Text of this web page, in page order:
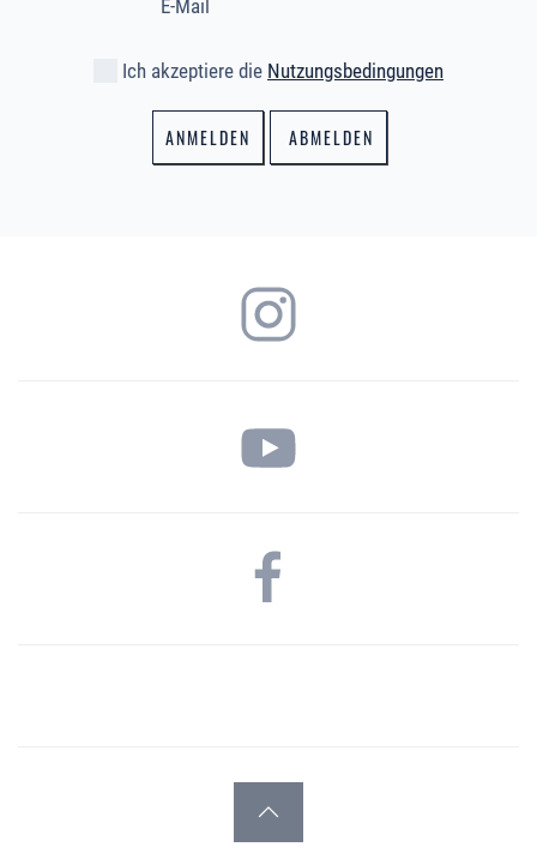
Ich akzeptiere die Nutzungsbedingungen